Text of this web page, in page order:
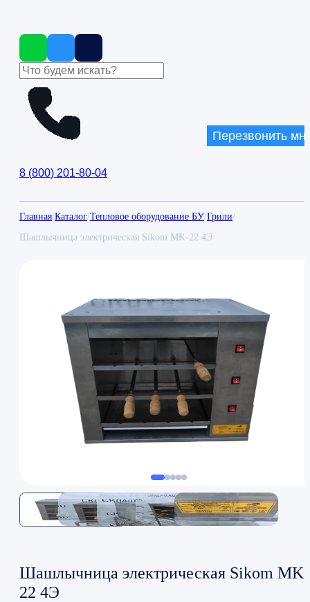
8 (800) 201-80-04
Перезвонить
Главная/Каталог/Тепловое оборудование БУ/Грили/
Шашлычница электрическая Sikom MK-22 4Э
Шашлычница электрическая Sikom MK-
22 4Э